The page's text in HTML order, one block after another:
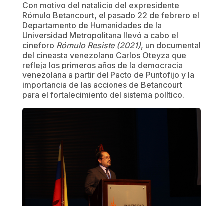
Con motivo del natalicio del expresidente
Rómulo Betancourt, el pasado 22 de febrero el
Departamento de Humanidades de la
Universidad Metropolitana llevó a cabo el
cineforo Rómulo Resiste (2021), un documental
del cineasta venezolano Carlos Oteyza que
refleja los primeros años de la democracia
venezolana a partir del Pacto de Puntofijo y la
importancia de las acciones de Betancourt
para el fortalecimiento del sistema político.